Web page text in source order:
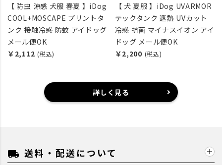
【 防虫 涼感 犬服 春夏 】iDog
COOL+MOSCAPE プリントタ
ンク 接触冷感 防蚊 アイドッグ
メール便OK
￥2,112 (税込)
【 犬 夏服 】iDog UVARMOR
テックタンク 遮熱 UVカット
冷感 抗菌 マイナスイオン アイ
ドッグ メール便OK
￥2,200 (税込)
詳しく見る
local_shipping 送料・配送について